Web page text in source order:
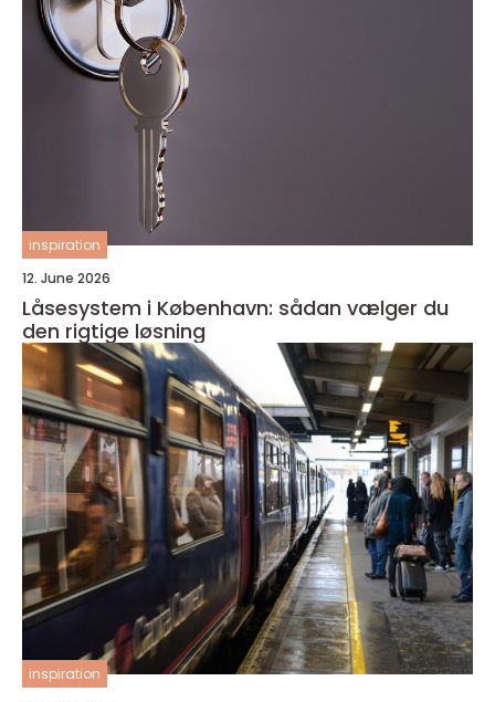
inspiration
12. June 2026
Låsesystem i København: sådan vælger du
den rigtige løsning
inspiration